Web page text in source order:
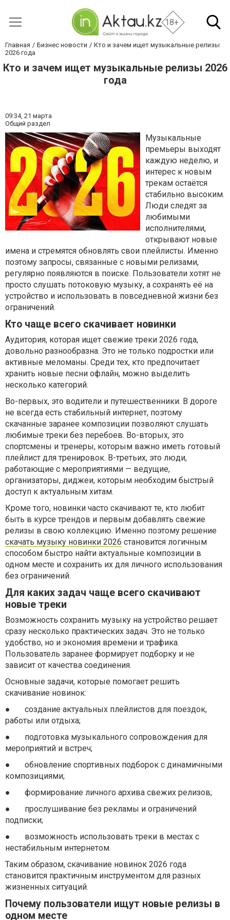
18+
Главная Бизнес новости
Кто и зачем ищет музыкальные релизы
2026 года
Кто и зачем ищет музыкальные релизы 2026
года
09:34, 21 марта
Общий раздел
Музыкальные
премьеры выходят
каждую неделю, и
интерес к новым
трекам остаётся
стабильно высоким.
Люди следят за
любимыми
исполнителями,
открывают новые
имена и стремятся обновлять свои плейлисты. Именно
поэтому запросы, связанные с новыми релизами,
регулярно появляются в поиске. Пользователи хотят не
просто слушать потоковую музыку, а сохранять её на
устройство и использовать в повседневной жизни без
ограничений.
Кто чаще всего скачивает новинки
Аудитория, которая ищет свежие треки 2026 года,
довольно разнообразна. Это не только подростки или
активные меломаны. Среди тех, кто предпочитает
хранить новые песни офлайн, можно выделить
несколько категорий.
Во-первых, это водители и путешественники. В дороге
не всегда есть стабильный интернет, поэтому
скачанные заранее композиции позволяют слушать
любимые треки без перебоев. Во-вторых, это
спортсмены и тренеры, которым важно иметь готовый
плейлист для тренировок. В-третьих, это люди,
работающие с мероприятиями — ведущие,
организаторы, диджеи, которым необходим быстрый
доступ к актуальным хитам.
Кроме того, новинки часто скачивают те, кто любит
быть в курсе трендов и первым добавлять свежие
релизы в свою коллекцию. Именно поэтому решение
скачать музыку новинки 2026 становится логичным
способом быстро найти актуальные композиции в
одном месте и сохранить их для личного использования
без ограничений.
Для каких задач чаще всего скачивают
новые треки
Возможность сохранить музыку на устройство решает
сразу несколько практических задач. Это не только
удобство, но и экономия времени и трафика.
Пользователь заранее формирует подборку и не
зависит от качества соединения.
Основные задачи, которые помогает решить
скачивание новинок:
●
создание актуальных плейлистов для поездок,
работы или отдыха;
●
подготовка музыкального сопровождения для
мероприятий и встреч;
●
обновление спортивных подборок с динамичными
композициями;
●
формирование личного архива свежих релизов;
●
прослушивание без рекламы и ограничений
подписки;
●
возможность использовать треки в местах с
нестабильным интернетом.
Таким образом, скачивание новинок 2026 года
становится практичным инструментом для разных
жизненных ситуаций.
Почему пользователи ищут новые релизы в
одном месте